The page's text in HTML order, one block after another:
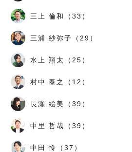
三上 倫和（33）
三浦 紗弥子（29）
水上 翔太（25）
村中 泰之（12）
長瀬 絵美（39）
中里 哲哉（39）
中田 怜（37）